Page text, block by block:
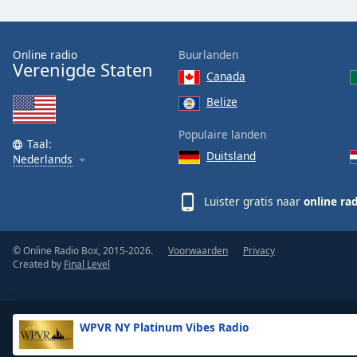
Text
Opacity
Area
Background
WPVR NY Platinum Vibes Radio
Online radio
Verenigde Staten
Taal:
Nederlands
Buurlanden
Canada
Belize
Populaire landen
Duitsland
Luister gratis naar online
© Online Radio Box, 2015-2026.
Created by Final Level
Voorwaarden Privacy